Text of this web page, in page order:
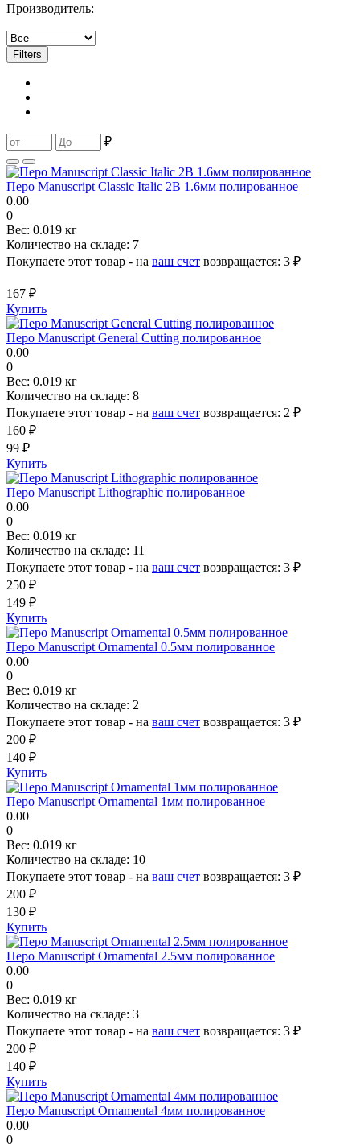
Производитель:
Filters
₽
Перо Manuscript Classic Italic 2B 1.6мм полированное
0.00
0
Вес: 0.019 кг
Количество на складе: 7
Покупаете этот товар - на ваш счет возвращается: 3 ₽
167 ₽
Купить
Перо Manuscript General Cutting полированное
0.00
0
Вес: 0.019 кг
Количество на складе: 8
Покупаете этот товар - на ваш счет возвращается: 2 ₽
160 ₽
99 ₽
Купить
Перо Manuscript Lithographic полированное
0.00
0
Вес: 0.019 кг
Количество на складе: 11
Покупаете этот товар - на ваш счет возвращается: 3 ₽
250 ₽
149 ₽
Купить
Перо Manuscript Ornamental 0.5мм полированное
0.00
0
Вес: 0.019 кг
Количество на складе: 2
Покупаете этот товар - на ваш счет возвращается: 3 ₽
200 ₽
140 ₽
Купить
Перо Manuscript Ornamental 1мм полированное
0.00
0
Вес: 0.019 кг
Количество на складе: 10
Покупаете этот товар - на ваш счет возвращается: 3 ₽
200 ₽
130 ₽
Купить
Перо Manuscript Ornamental 2.5мм полированное
0.00
0
Вес: 0.019 кг
Количество на складе: 3
Покупаете этот товар - на ваш счет возвращается: 3 ₽
200 ₽
140 ₽
Купить
Перо Manuscript Ornamental 4мм полированное
0.00
0